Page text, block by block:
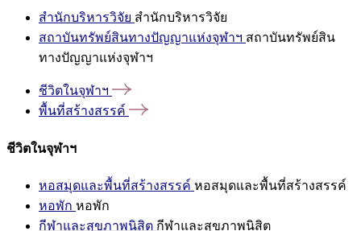
สำนักบริหารวิจัย สำนักบริหารวิจัย
สถาบันทรัพย์สินทางปัญญาแห่งจุฬาฯ สถาบันทรัพย์สิน
ทางปัญญาแห่งจุฬาฯ
ชีวิตในจุฬาฯ
พื้นที่สร้างสรรค์
ชีวิตในจุฬาฯ
หอสมุดและพื้นที่สร้างสรรค์ หอสมุดและพื้นที่สร้างสรรค์
หอพัก หอพัก
กีฬาและสุขภาพนิสิต กีฬาและสุขภาพนิสิต